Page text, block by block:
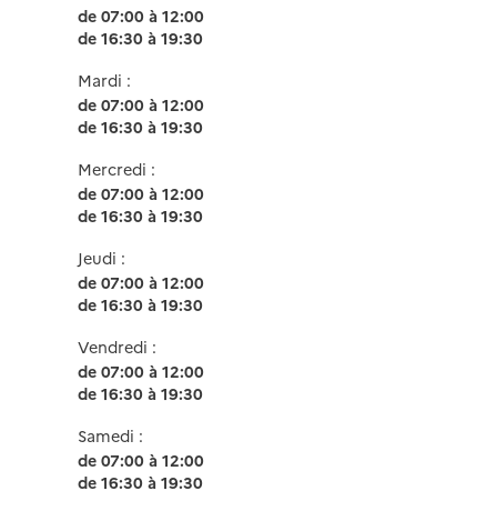
de 07:00 à 12:00
de 16:30 à 19:30
Mardi :
de 07:00 à 12:00
de 16:30 à 19:30
Mercredi :
de 07:00 à 12:00
de 16:30 à 19:30
Jeudi :
de 07:00 à 12:00
de 16:30 à 19:30
Vendredi :
de 07:00 à 12:00
de 16:30 à 19:30
Samedi :
de 07:00 à 12:00
de 16:30 à 19:30